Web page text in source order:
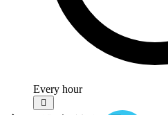
Every hour
